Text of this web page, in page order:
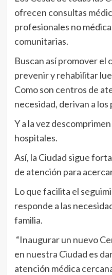
ofrecen consultas
profesionales no
comunitarias.
Buscan así promover el
prevenir y rehabilitar
Como son centros de
necesidad, derivan a
Y a la vez
hospitales.
Así, la Ciudad sigue
de atención para
Lo que facilita el
responde a las
familia.
“Inaugurar un nuevo
en nuestra Ciudad es
atención médica